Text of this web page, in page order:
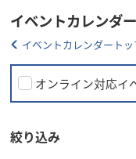
イベントカレンダー
イベントカレンダートッ
オンライン対応イ
絞り込み